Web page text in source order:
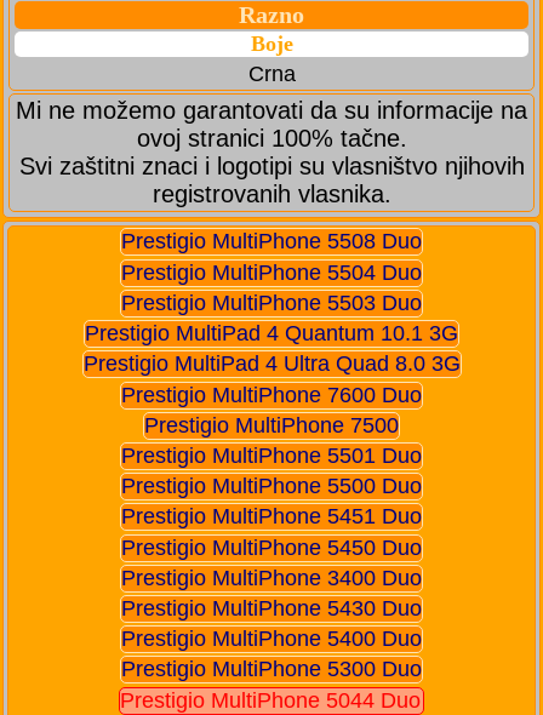
Razno
Boje
Crna
Mi ne možemo garantovati da su informacije na
ovoj stranici 100% tačne.
Svi zaštitni znaci i logotipi su vlasništvo njihovih
registrovanih vlasnika.
Prestigio MultiPhone 5508 Duo
Prestigio MultiPhone 5504 Duo
Prestigio MultiPhone 5503 Duo
Prestigio MultiPad 4 Quantum 10.1 3G
Prestigio MultiPad 4 Ultra Quad 8.0 3G
Prestigio MultiPhone 7600 Duo
Prestigio MultiPhone 7500
Prestigio MultiPhone 5501 Duo
Prestigio MultiPhone 5500 Duo
Prestigio MultiPhone 5451 Duo
Prestigio MultiPhone 5450 Duo
Prestigio MultiPhone 3400 Duo
Prestigio MultiPhone 5430 Duo
Prestigio MultiPhone 5400 Duo
Prestigio MultiPhone 5300 Duo
Prestigio MultiPhone 5044 Duo